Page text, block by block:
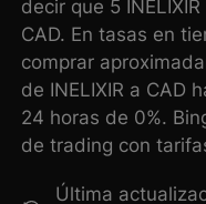
decir que 5
CAD. En tasas en
comprar
de INELIXIR a CAD
24 horas de 0%.
de trading con
Última